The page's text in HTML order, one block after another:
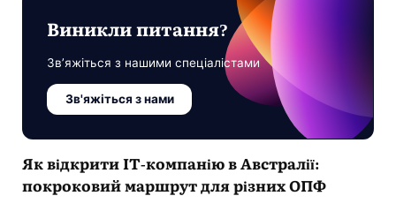
Виникли питання?
Зв’яжіться з нашими спеціалістами
Зв'яжіться з нами
Як відкрити IT-компанію в Австралії:
покроковий маршрут для різних ОПФ